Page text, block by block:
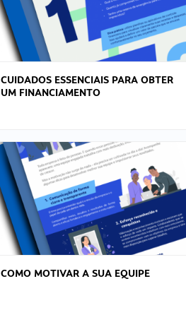
CUIDADOS ESSENCIAIS PARA OBTER
UM FINANCIAMENTO
COMO MOTIVAR A SUA EQUIPE